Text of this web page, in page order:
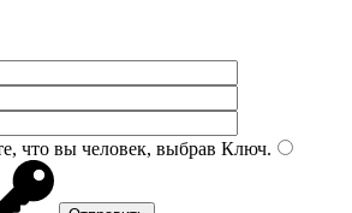
что вы человек, выбрав Ключ.